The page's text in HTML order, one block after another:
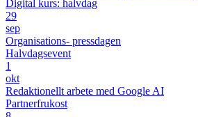
Digital kurs: halvdag
29
sep
Organisations- pressdagen
Halvdagsevent
1
okt
Redaktionellt arbete med Google AI
Partnerfrukost